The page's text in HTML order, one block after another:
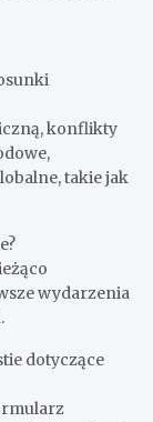
konflikty
takie jak
wydarzenia
dotyczące